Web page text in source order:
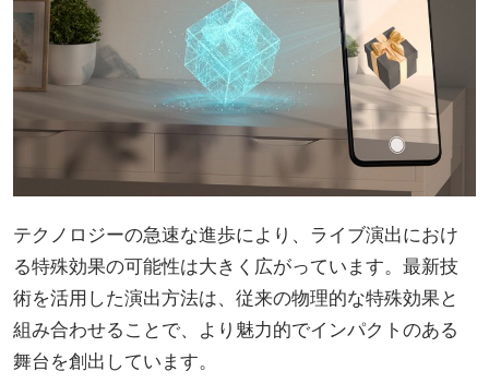
テクノロジーの急速な進歩により、ライブ演出におけ
る特殊効果の可能性は大きく広がっています。最新技
術を活用した演出方法は、従来の物理的な特殊効果と
組み合わせることで、より魅力的でインパクトのある
舞台を創出しています。